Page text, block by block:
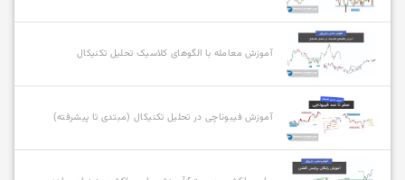
آموزش معامله با الگوهای کلاسیک تحلیل تکنیکال
آموزش فیبوناچی در تحلیل تکنیکال (مبتدی تا پیشرفته)